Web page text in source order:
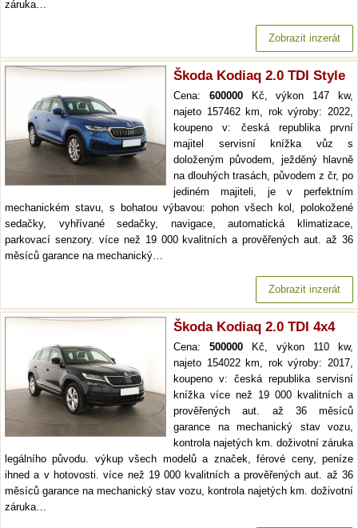
záruka…
Zobrazit inzerát
Škoda Kodiaq 2.0 TDI Style
Cena: 600000Kč, výkon 147 kw,
najeto 157462 km, rok výroby: 2022,
koupeno v: česká republika první
majitel servisní knížka vůz s
doloženým původem, ježděný hlavně
na dlouhých trasách, původem z čr, po
jediném majiteli, je v perfektním
mechanickém stavu, s bohatou výbavou: pohon všech kol, polokožené
sedačky, vyhřívané sedačky, navigace, automatická klimatizace,
parkovací senzory. více než 19 000 kvalitních a prověřených aut. až 36
měsíců garance na mechanický…
Zobrazit inzerát
Škoda Kodiaq 2.0 TDI 4x4
Cena: 500000 Kč, výkon 110 kw,
najeto 154022 km, rok výroby: 2017,
koupeno v: česká republika servisní
knížka více než 19 000 kvalitních a
prověřených aut. až 36 měsíců
garance na mechanický stav vozu,
kontrola najetých km. doživotní záruka
legálního původu. výkup všech modelů a značek, férové ceny, peníze
ihned a v hotovosti. více než 19 000 kvalitních a prověřených aut. až 36
měsíců garance na mechanický stav vozu, kontrola najetých km. doživotní
záruka…